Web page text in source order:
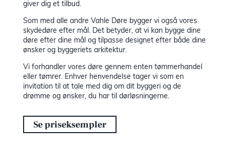
giver dig et tilbud.
Som med alle andre Vahle Døre bygger vi også vores
skydedøre efter mål. Det betyder, at vi kan bygge dine
døre efter dine mål og tilpasse designet efter både dine
ønsker og byggeriets arkitektur.
Vi forhandler vores døre gennem enten tømmerhandel
eller tømrer. Enhver henvendelse tager vi som en
invitation til at tale med dig om dit byggeri og de
drømme og ønsker, du har til dørløsningerne.
Se priseksempler